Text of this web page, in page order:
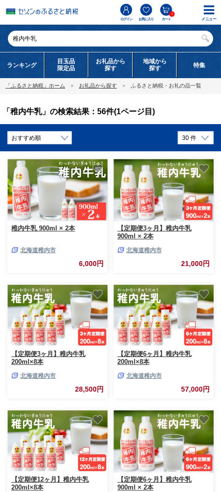
ログイン お気に入り カート
0
ランキング
目玉品
限定品
お礼品から
探す
地域から
探す
特集
「ふるさと納税」ホーム お礼品から探す ふるさと納税・お礼の品一覧
「稚内牛乳」の検索結果：56件(1ページ目)
稚内牛乳 900ml × 2本
北海道稚内市
6,000円
【定期便3ヶ月】稚内牛乳
900ml × 2本
北海道稚内市
21,000円
【定期便3ヶ月】稚内牛乳
200ml×8本
北海道稚内市
28,500円
【定期便6ヶ月】稚内牛乳
200ml×8本
北海道稚内市
57,000円
【定期便12ヶ月】稚内牛乳
200ml×8本
【定期便6ヶ月】稚内牛乳
900ml × 2本
メニュー